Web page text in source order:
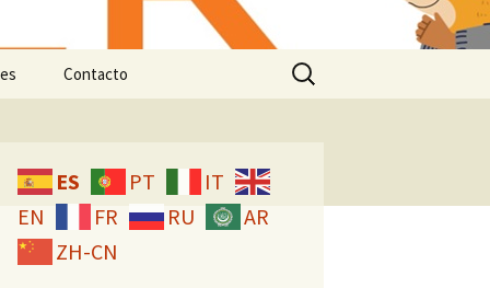
Contacto
Buscar:
ES PT
IT
EN
FR RU
AR
ZH-CN